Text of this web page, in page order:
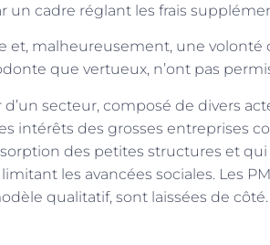
un cadre réglant les frais
et, malheureusement, une
que vertueux, n’ont pas
d’un secteur, composé de divers
intérêts des grosses entreprises
des petites structures et
les avancées sociales. Les
qualitatif, sont laissées de côté.